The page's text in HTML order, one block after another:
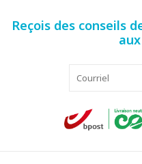
Reçois des conseils